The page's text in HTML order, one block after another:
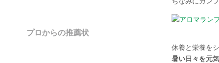
休養と栄養を
暑い日々を元
プロからの推薦状